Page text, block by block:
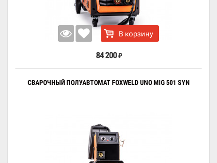
В корзину
84 200 ₽
СВАРОЧНЫЙ ПОЛУАВТОМАТ FOXWELD UNO MIG 501 SYN